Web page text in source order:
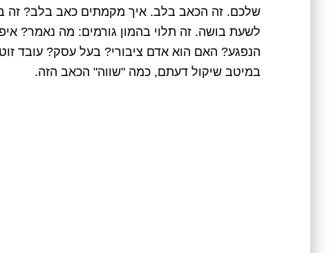
שלכם. זה הכאב בלב. איך מקמתים כאב בלב? זה
לשעת בושה. זה תלוי בהמון גורמים: מה נאמר?
הנפגע? האם הוא אדם ציבורי? בעל עסק? עובד
במיטב שיקול דעתם, כמה "שווה" הכאב הזה.